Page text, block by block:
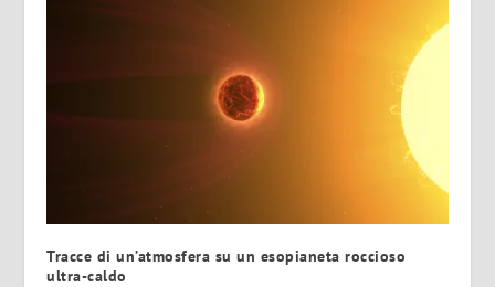
Tracce di un’atmosfera su un esopianeta roccioso
ultra-caldo